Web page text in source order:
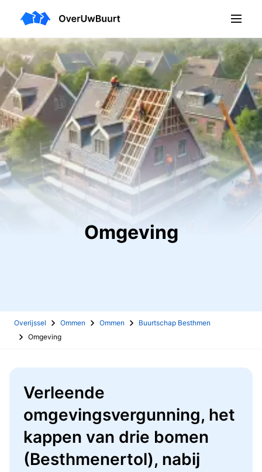
Omgeving
Overijssel Ommen Ommen
Buurtschap Besthmen
Omgeving
Verleende
omgevingsvergunning, het
kappen van drie bomen
(Besthmenertol), nabij